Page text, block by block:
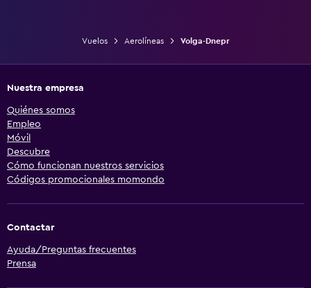
Vuelos Aerolíneas Volga-Dnepr
Nuestra empresa
Quiénes somos
Empleo
Móvil
Descubre
Cómo funcionan nuestros servicios
Códigos promocionales momondo
Contactar
Ayuda/Preguntas frecuentes
Prensa